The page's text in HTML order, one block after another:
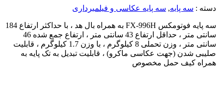
دسته : سه پایه, سه پایه عکاسی و فیلمبرداری
سه پایه فوتومکس FX-996H به همراه بال هد ، با حداکثر ارتفاع 184
سانتی متر ، حداقل ارتفاع 43 سانتی متر ، ارتفاع جمع شده 46
سانتی متر ، وزن تحملی 8 کیلوگرم ، با وزن 1.7 کیلوگرم ، قابلیت
صلیبی شدن (جهت عکاسی ماکرو) ، قابلیت تبدیل به تک پایه به
همراه کیف حمل مخصوص